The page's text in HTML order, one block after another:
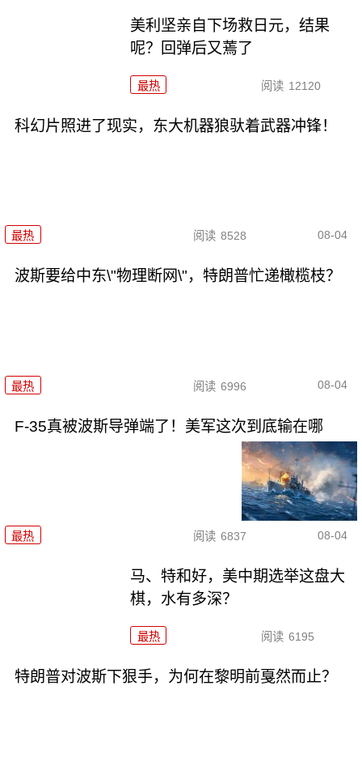
美利坚亲自下场救日元，结果
呢？回弹后又蔫了
最热 阅读 12120
科幻片照进了现实，东大机器狼驮着武器冲锋！
最热 阅读 8528 08-04
波斯要给中东\"物理断网\"，特朗普忙递橄榄枝？
最热 阅读 6996 08-04
F-35真被波斯导弹端了！美军这次到底输在哪
最热 阅读 6837 08-04
马、特和好，美中期选举这盘大
棋，水有多深？
最热 阅读 6195
特朗普对波斯下狠手，为何在黎明前戛然而止？